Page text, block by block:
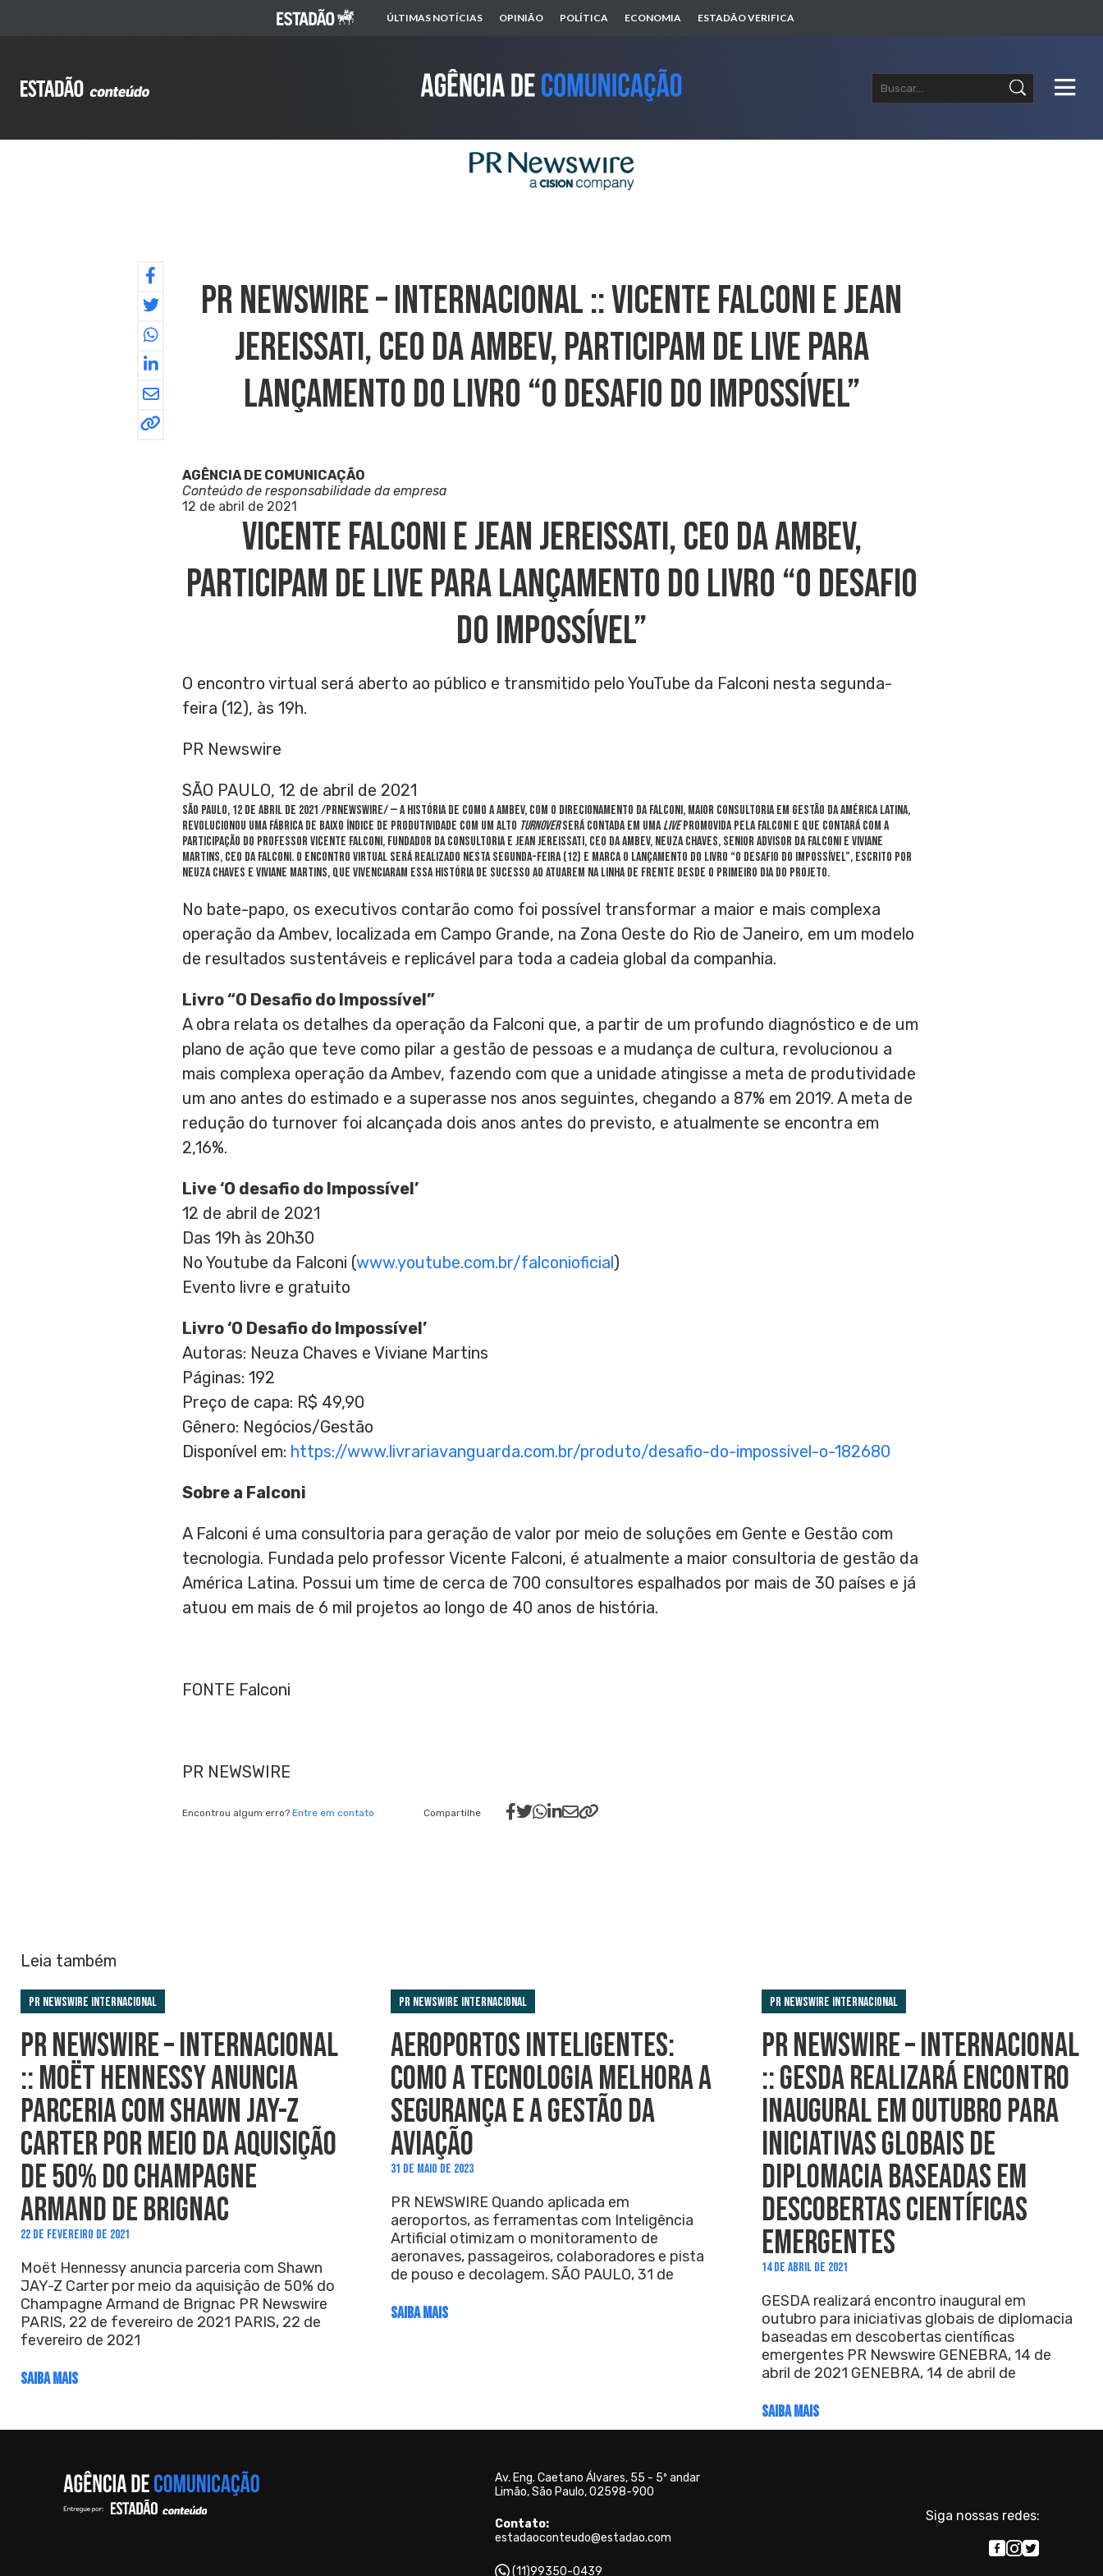
ÚLTIMAS NOTÍCIAS OPINIÃO POLÍTICA ECONOMIA ESTADÃO VERIFICA
PR NEWSWIRE – INTERNACIONAL :: Vicente Falconi E Jean
Jereissati, CEO Da Ambev, Participam De Live Para
Lançamento Do Livro “O Desafio Do Impossível”
AGÊNCIA DE COMUNICAÇÃO
Conteúdo de responsabilidade da empresa
12 de abril de 2021
Vicente Falconi E Jean Jereissati, CEO Da Ambev,
Participam De Live Para Lançamento Do Livro “O Desafio
Do Impossível”
O encontro virtual será aberto ao público e transmitido pelo YouTube da Falconi nesta segunda-
feira (12), às 19h.
PR Newswire
SÃO PAULO, 12 de abril de 2021
SÃO PAULO, 12 de abril de 2021 /PRNewswire/ — A história de como a Ambev, com o direcionamento da Falconi, maior consultoria em gestão da América Latina,
revolucionou uma fábrica de baixo índice de produtividade com um alto turnoverserá contada em umalivepromovida pela Falconi e que contará com a
participação do Professor Vicente Falconi, Fundador da Consultoria e Jean Jereissati, CEO da Ambev, Neuza Chaves, Senior Advisor da Falconi e Viviane
Martins, CEO da Falconi. O encontro virtual será realizado nesta segunda-feira (12) e marca o lançamento do livro “O Desafio do Impossível”, escrito por
Neuza Chaves e Viviane Martins, que vivenciaram essa história de sucesso ao atuarem na linha de frente desde o primeiro dia do projeto.
No bate-papo, os executivos contarão como foi possível transformar a maior e mais complexa
operação da Ambev, localizada em Campo Grande, na Zona Oeste do Rio de Janeiro, em um modelo
de resultados sustentáveis e replicável para toda a cadeia global da companhia.
Livro “O Desafio do Impossível”
A obra relata os detalhes da operação da Falconi que, a partir de um profundo diagnóstico e de um
plano de ação que teve como pilar a gestão de pessoas e a mudança de cultura, revolucionou a
mais complexa operação da Ambev, fazendo com que a unidade atingisse a meta de produtividade
um ano antes do estimado e a superasse nos anos seguintes, chegando a 87% em 2019. A meta de
redução do turnover foi alcançada dois anos antes do previsto, e atualmente se encontra em
2,16%.
Live ‘O desafio do Impossível’
12 de abril de 2021
Das 19h às 20h30
No Youtube da Falconi (www.youtube.com.br/falconioficial)
Evento livre e gratuito
Livro ‘O Desafio do Impossível’
Autoras: Neuza Chaves e Viviane Martins
Páginas: 192
Preço de capa: R$ 49,90
Gênero: Negócios/Gestão
Disponível em: https://www.livrariavanguarda.com.br/produto/desafio-do-impossivel-o-182680
Sobre a Falconi
A Falconi é uma consultoria para geração de valor por meio de soluções em Gente e Gestão com
tecnologia. Fundada pelo professor Vicente Falconi, é atualmente a maior consultoria de gestão da
América Latina. Possui um time de cerca de 700 consultores espalhados por mais de 30 países e já
atuou em mais de 6 mil projetos ao longo de 40 anos de história.
FONTE Falconi
PR NEWSWIRE
Encontrou algum erro? Entre em contato Compartilhe
Leia também
PR Newswire Internacional
PR NEWSWIRE – INTERNACIONAL
:: MOËT HENNESSY ANUNCIA
PARCERIA COM SHAWN JAY-Z
CARTER POR MEIO DA AQUISIÇÃO
DE 50% DO CHAMPAGNE
ARMAND DE BRIGNAC
22 DE FEVEREIRO DE 2021
Moët Hennessy anuncia parceria com Shawn
JAY-Z Carter por meio da aquisição de 50% do
Champagne Armand de Brignac PR Newswire
PARIS, 22 de fevereiro de 2021 PARIS, 22 de
fevereiro de 2021
SAIBA MAIS
PR Newswire Internacional
AEROPORTOS INTELIGENTES:
COMO A TECNOLOGIA MELHORA A
SEGURANÇA E A GESTÃO DA
AVIAÇÃO
31 DE MAIO DE 2023
PR NEWSWIRE Quando aplicada em
aeroportos, as ferramentas com Inteligência
Artificial otimizam o monitoramento de
aeronaves, passageiros, colaboradores e pista
de pouso e decolagem. SÃO PAULO, 31 de
SAIBA MAIS
PR Newswire Internacional
PR NEWSWIRE – INTERNACIONAL
:: GESDA REALIZARÁ ENCONTRO
INAUGURAL EM OUTUBRO PARA
INICIATIVAS GLOBAIS DE
DIPLOMACIA BASEADAS EM
DESCOBERTAS CIENTÍFICAS
EMERGENTES
14 DE ABRIL DE 2021
GESDA realizará encontro inaugural em
outubro para iniciativas globais de diplomacia
baseadas em descobertas científicas
emergentes PR Newswire GENEBRA, 14 de
abril de 2021 GENEBRA, 14 de abril de
SAIBA MAIS
Av. Eng. Caetano Álvares, 55 - 5º andar
Limão, São Paulo, 02598-900
Contato:
estadaoconteudo@estadao.com
(11)99350-0439
Siga nossas redes: